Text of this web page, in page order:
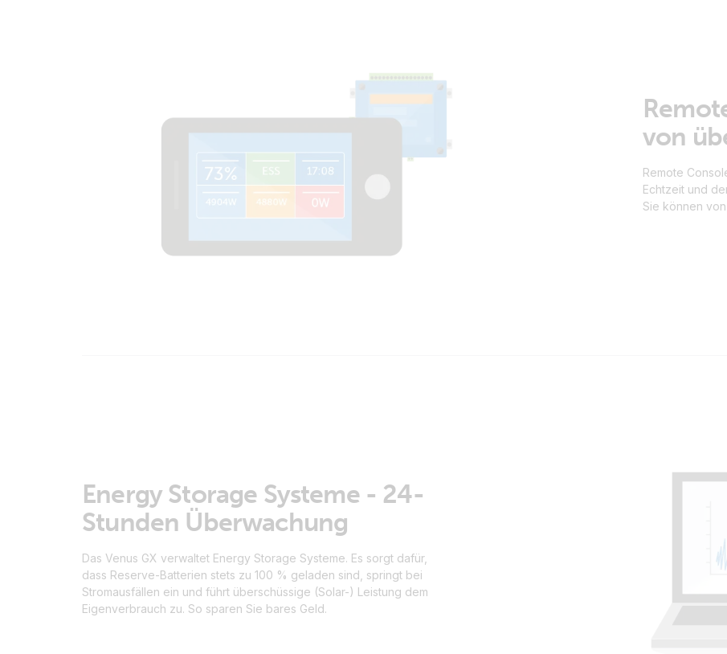
von
Remote
Echtzeit und
Sie können
Energy Storage Systeme - 24-
Stunden Überwachung
Das Venus GX verwaltet Energy Storage Systeme. Es sorgt dafür,
dass Reserve-Batterien stets zu 100 % geladen sind, springt bei
Stromausfällen ein und führt überschüssige (Solar-) Leistung dem
Eigenverbrauch zu. So sparen Sie bares Geld.